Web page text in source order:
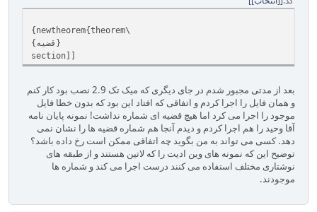
{newtheorem{theorem\
{قضیه}
section]‎]
بعد از مدتی مجبور شدم در جای دیگری که میک تک 2.9 نصب بود کار کنم
و همان فایل را اجرا کردم و اتفاقی که افتاد این بود که بدون خطا فایل
موجود را اجرا می کرد اما هیچ قضیه ای شماره نداشت! نمونه پایان نامه
آقا وحید را هم اجرا کردم و دیدم آنجا هم شماره قضیه ها را نشان نمی
دهد. کسی می تواند به من بگوید چه اتفاقی ممکن است رخ داده باشد؟
توضیح این که نمونه های وین ادیت را که لاتین هستند و از طبقه های
نوشتاری مختلف استفاده می کنند درست اجرا می کند و شماره ها
موجودند.